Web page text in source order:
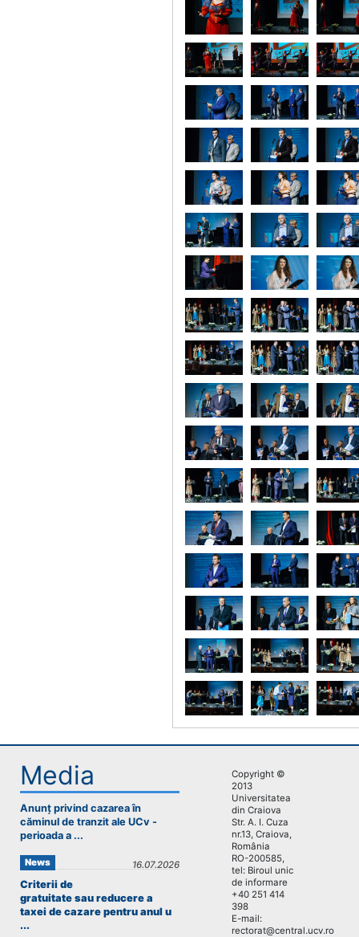
Media
Anunț privind cazarea în
căminul de tranzit ale UCv -
perioada a ...
News 16.07.2026
Criterii de
gratuitate sau reducere a
taxei de cazare pentru anul u
...
Copyright ©
2013
Universitatea
din Craiova
Str. A. I. Cuza
nr.13, Craiova,
România
RO-200585,
tel: Biroul unic
de informare
+40 251 414
398
E-mail:
rectorat@central.ucv.ro